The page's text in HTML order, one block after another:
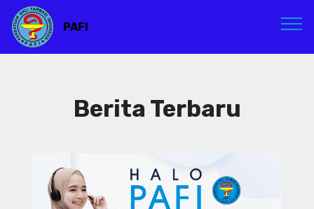
PAFI
Berita Terbaru